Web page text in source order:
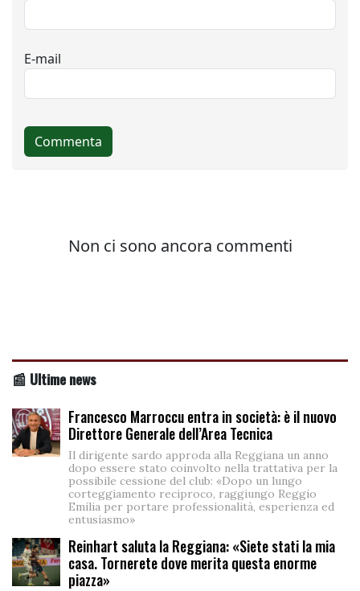
📰 Ultime news
Francesco Marroccu entra in società: è il nuovo
Direttore Generale dell’Area Tecnica
Il dirigente sardo approda alla Reggiana un anno
dopo essere stato coinvolto nella trattativa per la
possibile cessione del club: «Dopo un lungo
corteggiamento reciproco, raggiungo Reggio
Emilia per portare professionalità, esperienza ed
entusiasmo»
Reinhart saluta la Reggiana: «Siete stati la mia
casa. Tornerete dove merita questa enorme
piazza»